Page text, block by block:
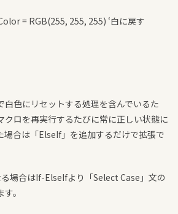
= RGB(255, 255, 255) ‘白に戻す
白色にリセットする処理を含んでいるた
クロを再実行するたびに常に正しい状態に
場合は「ElseIf」を追加するだけで拡張で
場合はIf-ElseIfより「Select Case」文の
。